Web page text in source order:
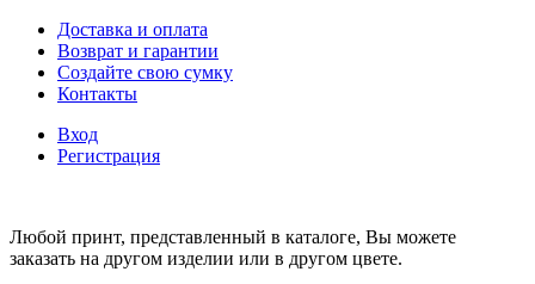
Доставка и оплата
Возврат и гарантии
Создайте свою сумку
Контакты
Вход
Регистрация
Любой принт, представленный в каталоге, Вы можете
заказать на другом изделии или в другом цвете.